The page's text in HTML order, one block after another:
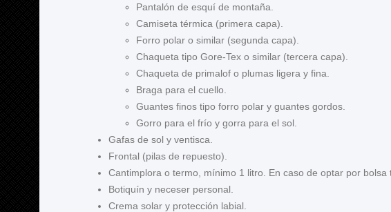
Pantalón de esquí de montaña.
Camiseta térmica (primera capa).
Forro polar o similar (segunda capa).
Chaqueta tipo Gore-Tex o similar (tercera capa).
Chaqueta de primalof o plumas ligera y fina.
Braga para el cuello.
Guantes finos tipo forro polar y guantes gordos.
Gorro para el frío y gorra para el sol.
Gafas de sol y ventisca.
Frontal (pilas de repuesto).
Cantimplora o termo, mínimo 1 litro. En caso de optar por
Botiquín y neceser personal.
Crema solar y protección labial.